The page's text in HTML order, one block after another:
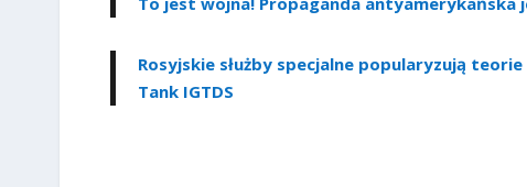
Rosyjskie służby specjalne popularyzują
Tank IGTDS